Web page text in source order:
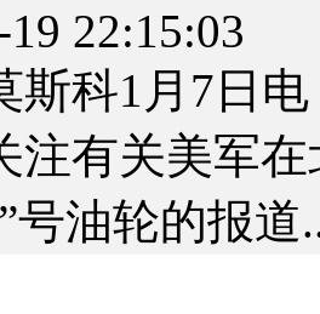
22:15:03
斯科1月7日
注有关美军
号油轮的报道